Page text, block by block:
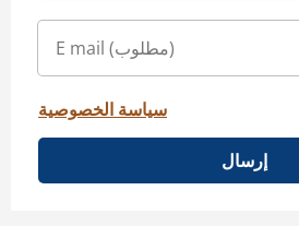
سياسة الخصوصية
إرسال